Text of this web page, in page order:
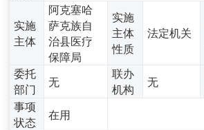
实施
主体
阿克塞哈
萨克族自
治县医疗
保障局
实施
主体
性质
法定机关
委托
部门
无
联办
机构
无
事项
状态
在用